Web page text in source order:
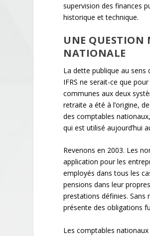
supervision des finances
historique et technique.
UNE QUESTION
NATIONALE
La dette publique au
IFRS ne serait-ce que
communes aux deux
retraite a été à l’origine,
des comptables
qui est utilisé aujourd’hui
Revenons en 2003. Les
application pour les
employés dans tous les
pensions dans leur
prestations définies. Sans
présente des obligations
Les comptables